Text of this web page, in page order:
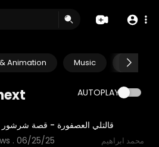
Animation Music Pets &
AUTOPLAY
قالتلي العصفورة - قصة شرشور
. 06/25/25
محمد ابراهيم